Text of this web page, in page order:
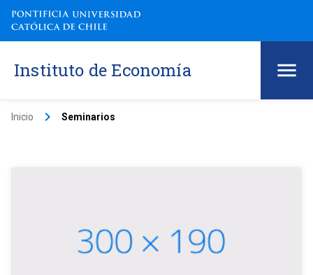
Instituto de Economía
Inicio keyboard_arrow_right Seminarios